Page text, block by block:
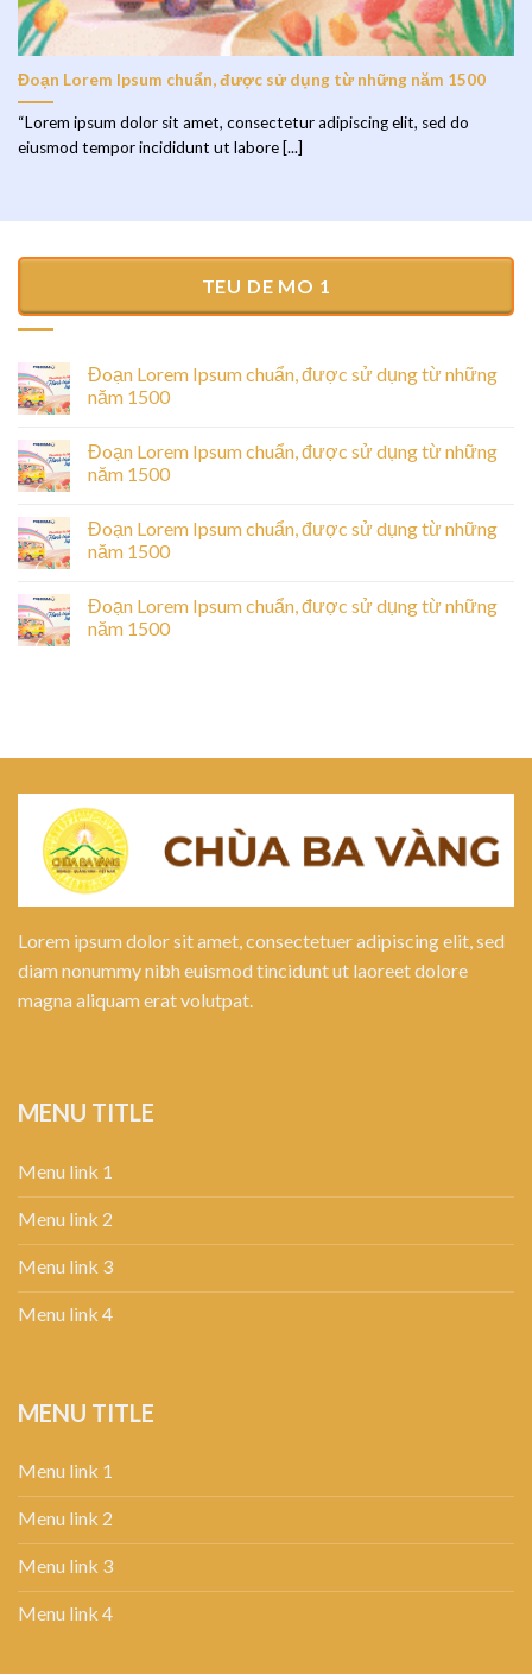
Đoạn Lorem Ipsum chuẩn, được sử dụng từ những năm 1500
“Lorem ipsum dolor sit amet, consectetur adipiscing elit, sed do
eiusmod tempor incididunt ut labore [...]
TEU DE MO 1
Đoạn Lorem Ipsum chuẩn, được sử dụng từ những
năm 1500
Đoạn Lorem Ipsum chuẩn, được sử dụng từ những
năm 1500
Đoạn Lorem Ipsum chuẩn, được sử dụng từ những
năm 1500
Đoạn Lorem Ipsum chuẩn, được sử dụng từ những
năm 1500
Lorem ipsum dolor sit amet, consectetuer adipiscing elit, sed
diam nonummy nibh euismod tincidunt ut laoreet dolore
magna aliquam erat volutpat.
MENU TITLE
Menu link 1
Menu link 2
Menu link 3
Menu link 4
MENU TITLE
Menu link 1
Menu link 2
Menu link 3
Menu link 4